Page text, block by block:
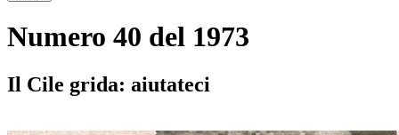
Numero 40 del 1973
Il Cile grida: aiutateci